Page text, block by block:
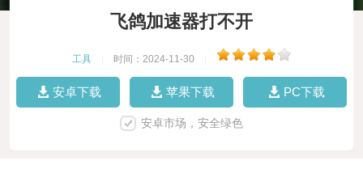
飞鸽加速器打不开
工具 时间：2024-11-30
安卓下载 苹果下载 PC下载
安卓市场，安全绿色